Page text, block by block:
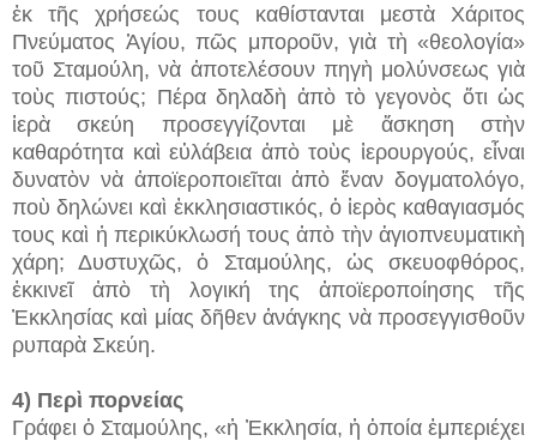
ἐκ τῆς χρήσεώς τους καθίστανται μεστὰ Χάριτος
Πνεύματος Ἁγίου, πῶς μποροῦν, γιὰ τὴ «θεολογία»
τοῦ Σταμούλη, νὰ ἀποτελέσουν πηγὴ μολύνσεως γιὰ
τοὺς πιστούς; Πέρα δηλαδὴ ἀπὸ τὸ γεγονὸς ὅτι ὡς
ἱερὰ σκεύη προσεγγίζονται μὲ ἄσκηση στὴν
καθαρότητα καὶ εὐλάβεια ἀπὸ τοὺς ἱερουργούς, εἶναι
δυνατὸν νὰ ἀποϊεροποιεῖται ἀπὸ ἕναν δογματολόγο,
ποὺ δηλώνει καὶ ἐκκλησιαστικός, ὁ ἱερὸς καθαγιασμός
τους καὶ ἡ περικύκλωσή τους ἀπὸ τὴν ἁγιοπνευματικὴ
χάρη; Δυστυχῶς, ὁ Σταμούλης, ὡς σκευοφθόρος,
ἐκκινεῖ ἀπὸ τὴ λογική της ἀποϊεροποίησης τῆς
Ἐκκλησίας καὶ μίας δῆθεν ἀνάγκης νὰ προσεγγισθοῦν
ρυπαρὰ Σκεύη.
4) Περὶ πορνείας
Γράφει ὁ Σταμούλης, «ἡ Ἐκκλησία, ἡ ὁποία ἐμπεριέχει